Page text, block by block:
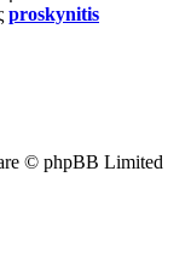
proskynitis
© phpBB Limited